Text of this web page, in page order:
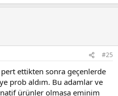
#25
ettikten sonra geçenlerde
prob aldım. Bu adamlar ve
ürünler olmasa eminim